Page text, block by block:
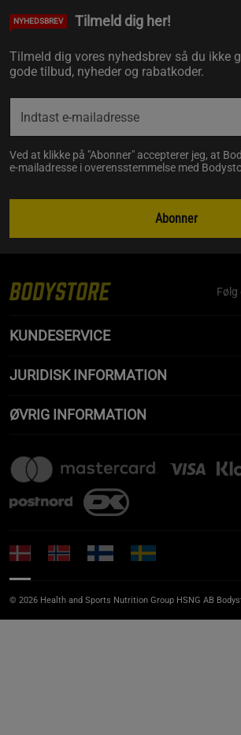
NYHEDSBREV Tilmeld dig her!
Tilmeld dig vores nyhedsbrev så du ikke
gode tilbud, nyheder og rabatkoder.
Ved at klikke på "Abonner" accepterer jeg, at
e-mailadresse i overensstemmelse med
Abonner
Følg
KUNDESERVICE
JURIDISK INFORMATION
ØVRIG INFORMATION
© 2026 Health and Sports Nutrition Group HSNG AB